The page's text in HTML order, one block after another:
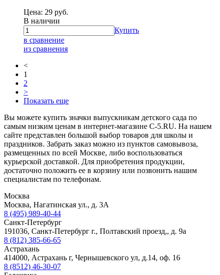
Цена: 29 руб.
В наличии
Купить
в сравнение
из сравнения
<
1
2
>
Показать еще
Вы можете купить значки выпускникам детского сада по
самым низким ценам в интернет-магазине C-5.RU. На нашем
сайте представлен большой выбор товаров для школы и
праздников. Забрать заказ можно из пунктов самовывоза,
размещенных по всей Москве, либо воспользоваться
курьерской доставкой. Для приобретения продукции,
достаточно положить ее в корзину или позвонить нашим
специалистам по телефонам.
Москва
Москва, Нагатинская ул., д. 3А
8 (495) 989-40-44
Санкт-Петербург
191036, Санкт-Петербург г., Полтавский проезд,, д. 9а
8 (812) 385-66-65
Астрахань
414000, Астрахань г, Чернышевского ул, д.14, оф. 16
8 (8512) 46-30-07